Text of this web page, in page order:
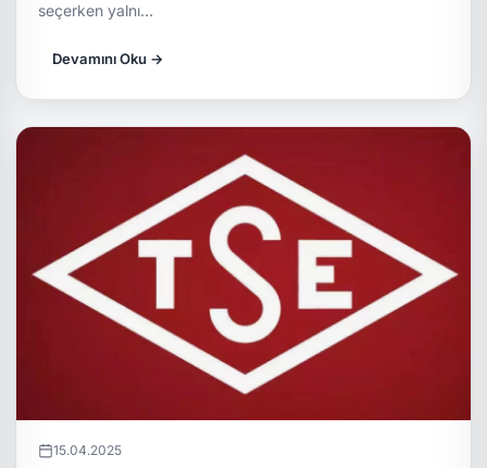
seçerken yalnı…
Devamını Oku →
15.04.2025